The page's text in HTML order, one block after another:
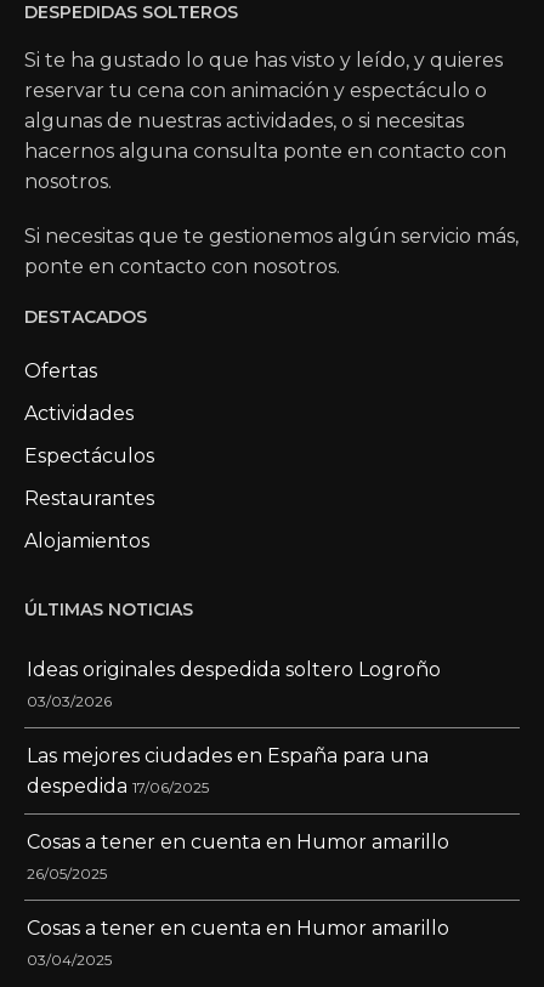
DESPEDIDAS SOLTEROS
Si te ha gustado lo que has visto y leído, y quieres
reservar tu cena con animación y espectáculo o
algunas de nuestras actividades, o si necesitas
hacernos alguna consulta ponte en contacto con
nosotros.
Si necesitas que te gestionemos algún servicio más,
ponte en contacto con nosotros.
DESTACADOS
Ofertas
Actividades
Espectáculos
Restaurantes
Alojamientos
ÚLTIMAS NOTICIAS
Ideas originales despedida soltero Logroño
03/03/2026
Las mejores ciudades en España para una
despedida 17/06/2025
Cosas a tener en cuenta en Humor amarillo
26/05/2025
Cosas a tener en cuenta en Humor amarillo
03/04/2025